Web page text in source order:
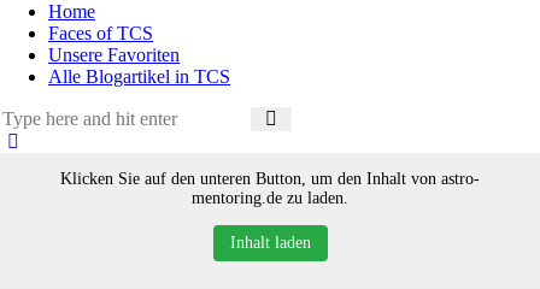
Home
Faces of TCS
Unsere Favoriten
Alle Blogartikel in TCS
Klicken Sie auf den unteren Button, um den Inhalt von astro-
mentoring.de zu laden.
Inhalt laden